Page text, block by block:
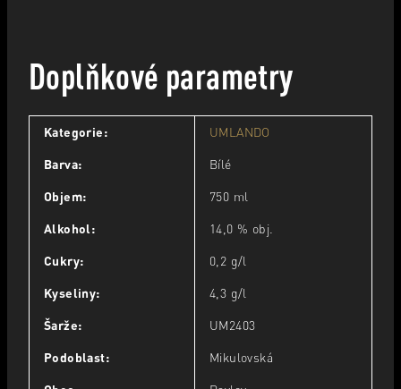
Doplňkové parametry
Kategorie: UMLANDO
Barva: Bílé
Objem: 750 ml
Alkohol: 14,0 % obj.
Cukry: 0,2 g/l
Kyseliny: 4,3 g/l
Šarže: UM2403
Podoblast: Mikulovská